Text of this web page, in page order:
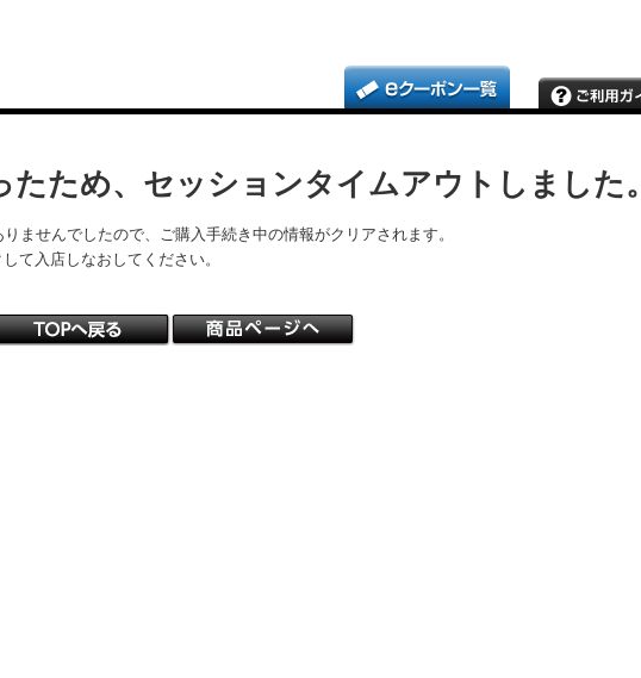
たため、セッションタイムアウトしました。
ませんでしたので、ご購入手続き中の情報がクリアされます。
て入店しなおしてください。